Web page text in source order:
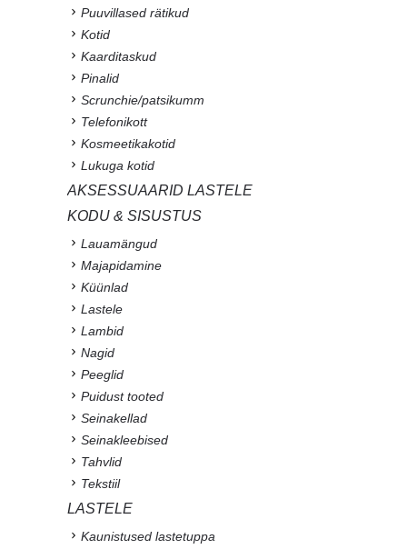
Puuvillased rätikud
Kotid
Kaarditaskud
Pinalid
Scrunchie/patsikumm
Telefonikott
Kosmeetikakotid
Lukuga kotid
AKSESSUAARID LASTELE
KODU & SISUSTUS
Lauamängud
Majapidamine
Küünlad
Lastele
Lambid
Nagid
Peeglid
Puidust tooted
Seinakellad
Seinakleebised
Tahvlid
Tekstiil
LASTELE
Kaunistused lastetuppa